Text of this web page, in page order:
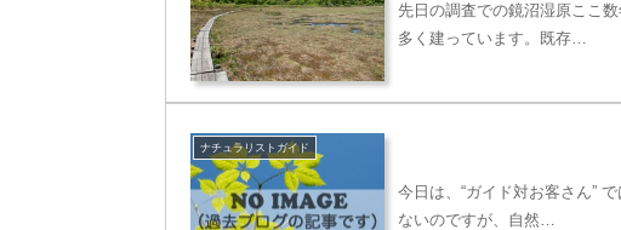
先日の調査での鏡沼湿原ここ
多く建っています。既存…
ナチュラリストガイド
今日は、“ガイド対お客さん”
ないのですが、自然…